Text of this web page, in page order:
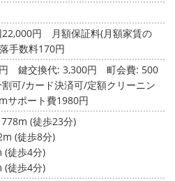
円 月額保証料(月額家賃の
手数料170円
鍵交換代: 3,300円
町会費: 500
可/カード決済可/定額クリーニン
サポート費1980円
(徒歩23分)
(徒歩8分)
(徒歩4分)
(徒歩4分)